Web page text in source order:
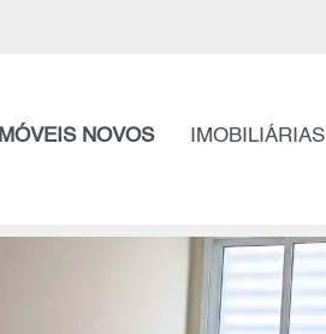
IMÓVEIS NOVOS IMOBILIÁRIAS